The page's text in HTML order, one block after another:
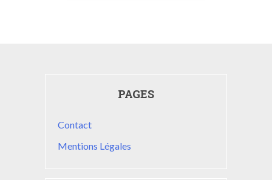
PAGES
Contact
Mentions Légales